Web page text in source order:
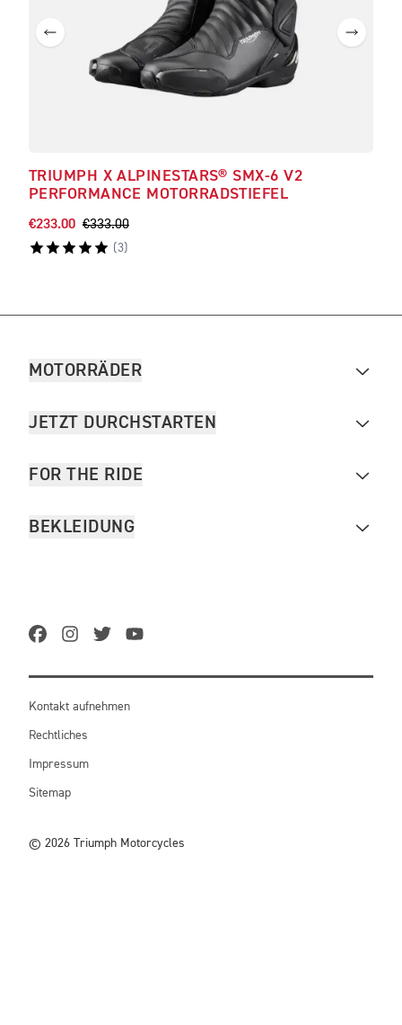
TRIUMPH X ALPINESTARS® SMX-6 V2
PERFORMANCE MOTORRADSTIEFEL
€233.00 €333.00
(3)
MOTORRÄDER
JETZT DURCHSTARTEN
FOR THE RIDE
BEKLEIDUNG
Kontakt aufnehmen
Rechtliches
Impressum
Sitemap
© 2026 Triumph Motorcycles